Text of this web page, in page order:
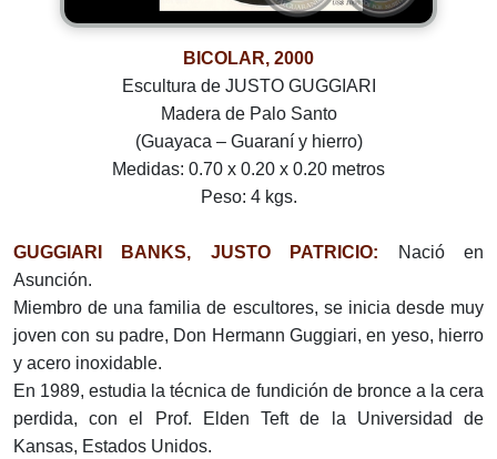
BICOLAR, 2000
Escultura de JUSTO GUGGIARI
Madera de Palo Santo
(Guayaca – Guaraní y hierro)
Medidas: 0.70 x 0.20 x 0.20 metros
Peso: 4 kgs.
GUGGIARI BANKS, JUSTO PATRICIO:
Nació en
Asunción.
Miembro de una familia de escultores, se inicia desde muy
joven con su padre, Don Hermann Guggiari, en yeso, hierro
y acero inoxidable.
En 1989, estudia la técnica de fundición de bronce a la cera
perdida, con el Prof. Elden Teft de la Universidad de
Kansas, Estados Unidos.